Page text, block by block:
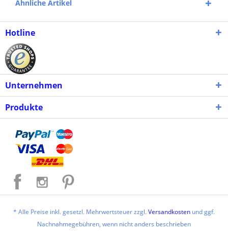
Ähnliche Artikel
Hotline
Unternehmen
Produkte
* Alle Preise inkl. gesetzl. Mehrwertsteuer zzgl.Versandkosten und ggf.
Nachnahmegebühren, wenn nicht anders beschrieben